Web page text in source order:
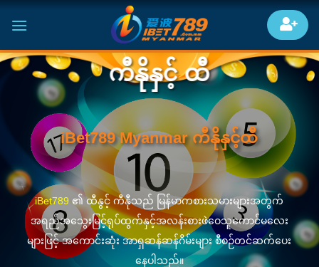
ကီနိုနှင့် ထီ
iBet789 Myanmar ကီနိုနှင့်ထီ
iBet789၏ ထီနွင့် ကီနီုသည် မြန်မာကစားသမားများအတွက်
အရည်အသွေးမြင့်ရုပ်ထွက်နှင့်အလန်းစားဖဲဝေသူကောင်မလေး
များဖြင့် အကောင်းဆုံး အာရှဆန်ဆန်ဂိမ်းများ စီစဉ်တင်ဆက်ပေး
နေပါသည်။